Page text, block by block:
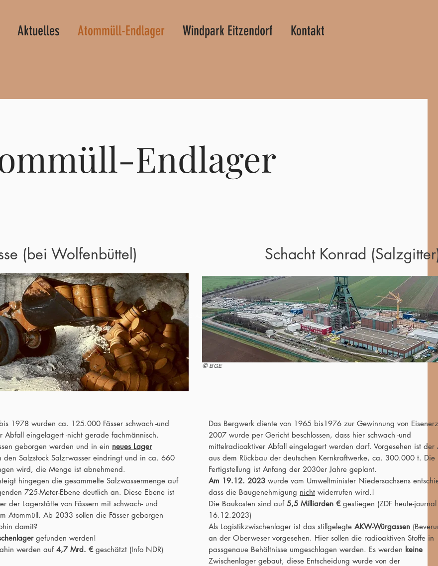
Aktuelles Atommüll-Endlager Windpark Eitzendorf Kontakt
Endlager
©BGE-Asse ©BGE-
©BGE
1978 wurden ca. 125.000 Fässer schwach -und
Abfall eingelagert -nicht gerade fachmännisch.
geborgen werden und in ein neues Lager
Salzstock Salzrwasser eindringt und in ca. 660
wird, die Menge ist abnehmend.
hingegen die gesammelte Salzwassermenge auf
725-Meter-Ebene deutlich an. Diese Ebene ist
der Lagerstätte von Fässern mit schwach- und
Atommüll. Ab 2033 sollen die Fässer geborgen
damit?
gefunden werden!
werden auf 4,7 Mrd. €geschätzt (Info NDR)
(bei Wolfenbüttel) Schacht Konrad
Das Bergwerk diente von 1965 bis1976 zur Gewinnung von
2007 wurde per Gericht beschlossen, dass hier schwach -und
mittelradioaktiver Abfall eingelagert werden darf. Vorgesehen ist der
aus dem Rückbau der deutschen Kernkraftwerke, ca. 300.000 t. Die
Fertigstellung ist Anfang der 2030er Jahre geplant.
Am 19.12. 2023 wurde vom Umweltminister Niedersachsens
dass die Baugenehmigung nicht widerrufen wird.!
Die Baukosten sind auf 5,5 Milliarden €gestiegen (ZDF heute-
16.12.2023)
Als Logistikzwischenlager ist das stillgelegte AKW-Würgassen
an der Oberweser vorgesehen. Hier sollen die radioaktiven Stoffe in
passgenaue Behältnisse umgeschlagen werden. Es werden keine
Zwischenlager gebaut, diese Entscheidung wurde von der